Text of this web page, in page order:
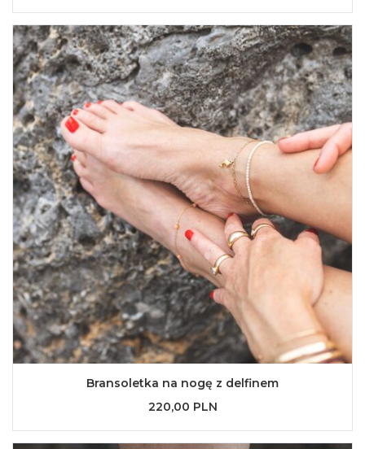
Bransoletka na nogę z delfinem
220,00 PLN